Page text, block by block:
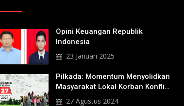
Opini Keuangan Republik
Indonesia
23 Januari 2025
Pilkada: Momentum Menyolidkan
Masyarakat Lokal Korban Konflik
Agraria27 Agustus 2024